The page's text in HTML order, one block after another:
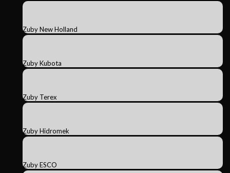
Zuby New Holland
Zuby Kubota
Zuby Terex
Zuby Hidromek
Zuby ESCO